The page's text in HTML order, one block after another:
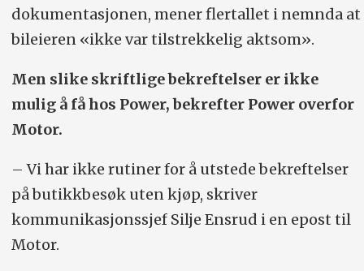
dokumentasjonen, mener flertallet i nemnda at
bileieren «ikke var tilstrekkelig aktsom».
Men slike skriftlige bekreftelser er ikke
mulig å få hos Power, bekrefter Power overfor
Motor.
– Vi har ikke rutiner for å utstede bekreftelser
på butikkbesøk uten kjøp, skriver
kommunikasjonssjef Silje Ensrud i en epost til
Motor.